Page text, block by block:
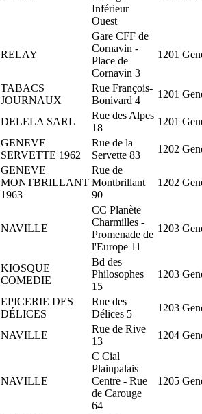
Inférieur
Ouest
RELAY
Gare CFF de
Cornavin -
Place de
Cornavin 3
1201
TABACS
JOURNAUX
Rue François-
Bonivard 4
1201
DELELA SARL
Rue des Alpes
18
1201
GENEVE
SERVETTE 1962
Rue de la
Servette 83
1202
GENEVE
MONTBRILLANT
1963
Rue de
Montbrillant
90
1202
NAVILLE
CC Planète
Charmilles -
Promenade de
l'Europe 11
1203
KIOSQUE
COMEDIE
Bd des
Philosophes
15
1203
EPICERIE DES
DÉLICES
Rue des
Délices 5
1203
NAVILLE
Rue de Rive
13
1204
NAVILLE
C Cial
Plainpalais
Centre - Rue
de Carouge
64
1205